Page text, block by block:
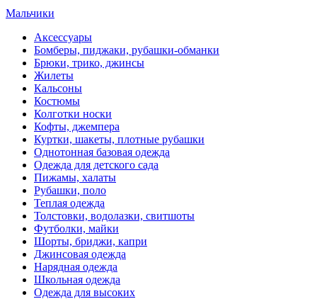
Мальчики
Аксессуары
Бомберы, пиджаки, рубашки-обманки
Брюки, трико, джинсы
Жилеты
Кальсоны
Костюмы
Колготки носки
Кофты, джемпера
Куртки, шакеты, плотные рубашки
Однотонная базовая одежда
Одежда для детского сада
Пижамы, халаты
Рубашки, поло
Теплая одежда
Толстовки, водолазки, свитшоты
Футболки, майки
Шорты, бриджи, капри
Джинсовая одежда
Нарядная одежда
Школьная одежда
Одежда для высоких